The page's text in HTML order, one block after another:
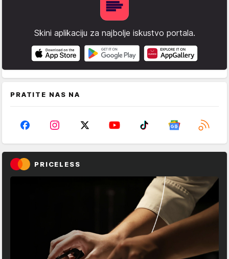
Skini aplikaciju za najbolje iskustvo portala.
PRATITE NAS NA
PRICELESS